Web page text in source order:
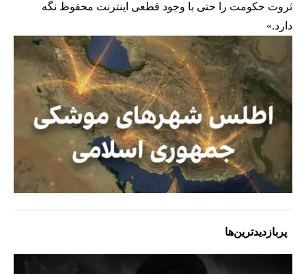
ثروت حکومت را حتی با وجود قطعی اینترنت محفوظ نگه
دارد.»
پربازدیدترین‌ها